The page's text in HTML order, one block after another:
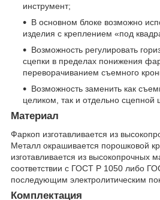
инструмент;
В основном блоке возможно
изделия с креплением «под
Возможность регулировать
сцепки в пределах понижения
переворачиванием съемного
Возможность заменить как
целиком, так и отдельно сцепной
Материал
Фаркоп изготавливается из
Металл окрашивается порошковой
изготавливается из высокопрочных
соответствии с ГОСТ Р 1050 либо
последующим электролитическим
Комплектация